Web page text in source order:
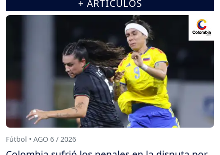
+ ARTÍCULOS
Fútbol • AGO 6 / 2026